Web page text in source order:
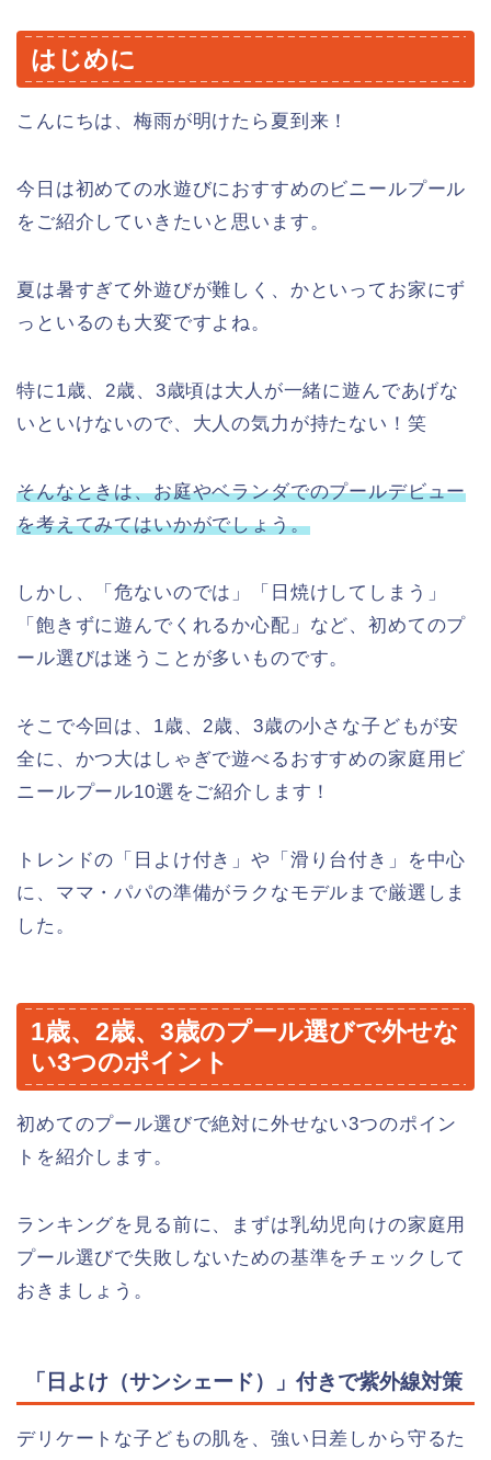
はじめに
こんにちは、梅雨が明けたら夏到来！
今日は初めての水遊びにおすすめのビニールプール
をご紹介していきたいと思います。
夏は暑すぎて外遊びが難しく、かといってお家にず
っといるのも大変ですよね。
特に1歳、2歳、3歳頃は大人が一緒に遊んであげな
いといけないので、大人の気力が持たない！笑
そんなときは、お庭やベランダでのプールデビュー
を考えてみてはいかがでしょう。
しかし、「危ないのでは」「日焼けしてしまう」
「飽きずに遊んでくれるか心配」など、初めてのプ
ール選びは迷うことが多いものです。
そこで今回は、1歳、2歳、3歳の小さな子どもが安
全に、かつ大はしゃぎで遊べるおすすめの家庭用ビ
ニールプール10選をご紹介します！
トレンドの「日よけ付き」や「滑り台付き」を中心
に、ママ・パパの準備がラクなモデルまで厳選しま
した。
1歳、2歳、3歳のプール選びで外せな
い3つのポイント
初めてのプール選びで絶対に外せない3つのポイン
トを紹介します。
ランキングを見る前に、まずは乳幼児向けの家庭用
プール選びで失敗しないための基準をチェックして
おきましょう。
「日よけ（サンシェード）」付きで紫外線対策
デリケートな子どもの肌を、強い日差しから守るた